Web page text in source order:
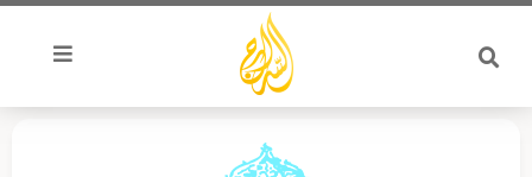
تخطي
المحتوى